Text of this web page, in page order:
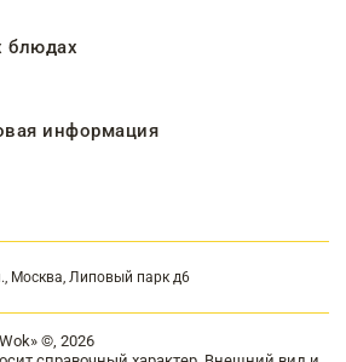
блюдах
информация
Москва, Липовый парк д6
©, 2026